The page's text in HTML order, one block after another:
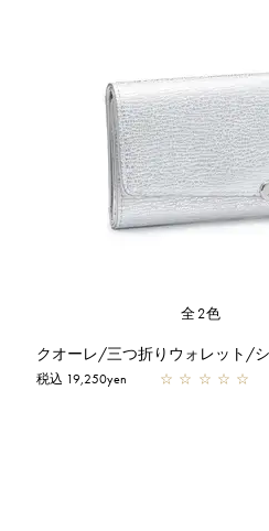
全2色
クオーレ/三つ折りウォレット/
税込 19,250yen ☆ ☆ ☆ ☆ ☆